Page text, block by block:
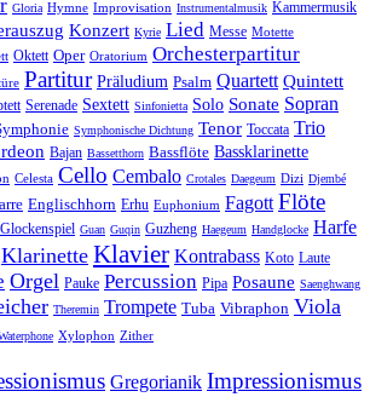
Gloria Hymne Improvisation Instrumentalmusik Kammermusik
Konzert Kyrie Lied Messe Motette
Oktett Oper Oratorium Orchesterpartitur
Partitur Präludium Psalm Quartett Quintett
Serenade Sextett Sinfonietta Solo Sonate Sopran
Symphonische Dichtung Tenor Toccata Trio
Bajan Bassetthorn Bassflöte Bassklarinette
Celesta Cello Cembalo Crotales Daegeum Dizi Djembé
Englischhorn Erhu Euphonium Fagott Flöte
Glockenspiel Guan Guqin Guzheng Haegeum Handglocke Harfe
Klarinette Klavier Kontrabass Koto Laute
Orgel Pauke Percussion Pipa Posaune Saenghwang
Theremin Trompete Tuba Vibraphon Viola
Xylophon Zither
Gregorianik Impressionismus